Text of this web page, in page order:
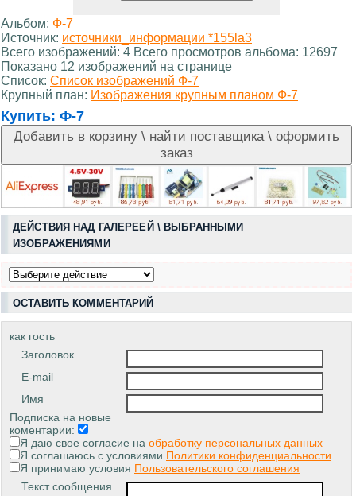
Альбом: Ф-7
Источник: источники_информации *155la3
Всего изображений: 4 Всего просмотров альбома: 12697
Показано 12 изображений на странице
Список: Список изображений Ф-7
Крупный план: Изображения крупным планом Ф-7
Купить: Ф-7
ДЕЙСТВИЯ НАД ГАЛЕРЕЕЙ \ ВЫБРАННЫМИ
ИЗОБРАЖЕНИЯМИ
ОСТАВИТЬ КОММЕНТАРИЙ
как гость
Заголовок
E-mail
Имя
Подписка на новые
коментарии:
Я даю свое согласие на обработку персональных данных
Я соглашаюсь с условиями Политики конфиденциальности
Я принимаю условия Пользовательского соглашения
Текст сообщения